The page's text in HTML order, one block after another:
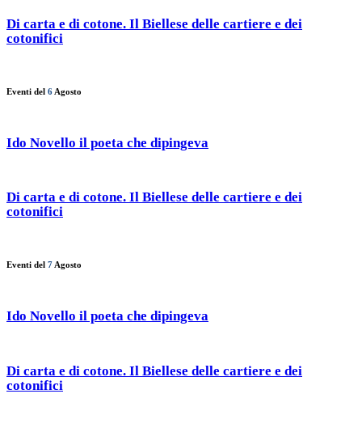
Di carta e di cotone. Il Biellese delle cartiere e dei
cotonifici
Eventi del 6 Agosto
Ido Novello il poeta che dipingeva
Di carta e di cotone. Il Biellese delle cartiere e dei
cotonifici
Eventi del 7 Agosto
Ido Novello il poeta che dipingeva
Di carta e di cotone. Il Biellese delle cartiere e dei
cotonifici